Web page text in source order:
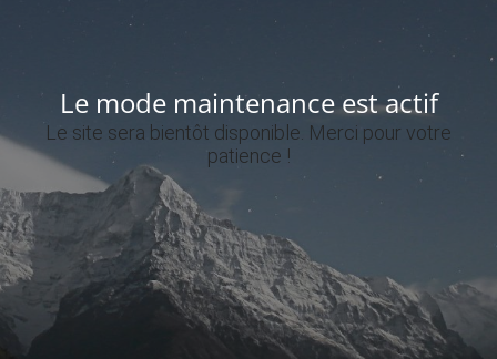
Le mode maintenance est actif
Le site sera bientôt disponible. Merci pour votre
patience !